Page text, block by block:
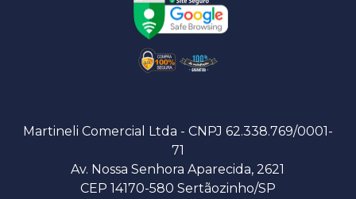
Martineli Comercial Ltda - CNPJ 62.338.769/0001-
71
Av. Nossa Senhora Aparecida, 2621
CEP 14170-580 Sertãozinho/SP